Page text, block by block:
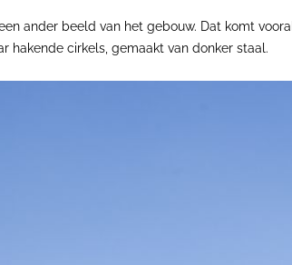
ander beeld van het gebouw. Dat komt
hakende cirkels, gemaakt van donker staal.